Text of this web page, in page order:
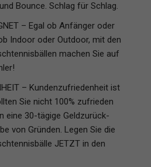
Bounce. Schlag für Schlag.
– Egal ob Anfänger oder
Indoor oder Outdoor, mit den
machen Sie auf
– Kundenzufriedenheit ist
Sie nicht 100% zufrieden
eine 30-tägige Geldzurück-
von Gründen. Legen Sie die
JETZT in den